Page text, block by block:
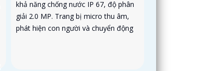
khả năng chống nước IP 67, độ phân
giải 2.0 MP. Trang bị micro thu âm,
phát hiện con người và chuyển động